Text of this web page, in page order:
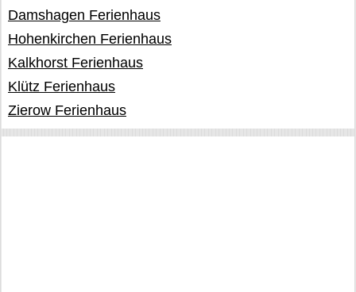
Damshagen Ferienhaus
Hohenkirchen Ferienhaus
Kalkhorst Ferienhaus
Klütz Ferienhaus
Zierow Ferienhaus